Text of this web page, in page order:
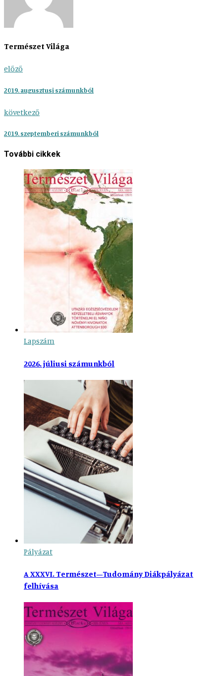
Természet Világa
előző
2019. augusztusi számunkból
következő
2019. szeptemberi számunkból
További cikkek
Lapszám
2026. júliusi számunkból
Pályázat
A XXXVI. Természet–Tudomány Diákpályázat
felhívása